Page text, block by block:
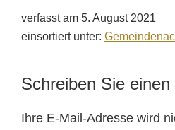
verfasst am 5. August 2021
einsortiert unter:
Schreiben Sie
Ihre E-Mail-Adresse wird